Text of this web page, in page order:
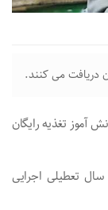
دریافت می کنند.
آموز تغذیه رایگان
تغذیه رایگان دانش آموزان مناطق محروم بعد از ۱۱ سال تعطیلی اجرایی